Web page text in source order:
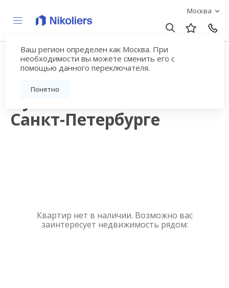
Москва
Ваш регион определен как Москва. При
необходимости вы можете сменить его с
помощью данного переключателя.
Понятно
Квартиры в
новостройках на
Санкт-Петербурге
Квартир нет в наличии. Возможно вас
заинтересует недвижимость рядом: